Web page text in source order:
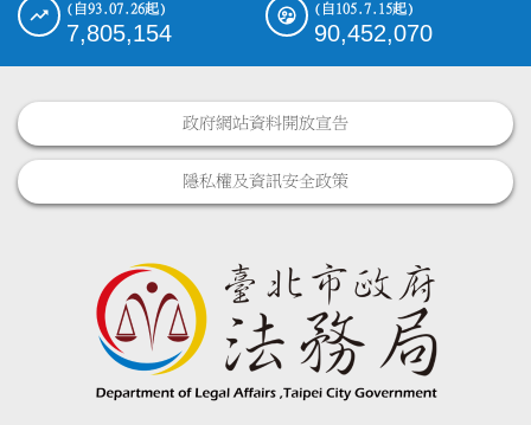
(自93.07.26起)
7,805,154
(自105.7.15起)
90,452,070
政府網站資料開放宣告
隱私權及資訊安全政策